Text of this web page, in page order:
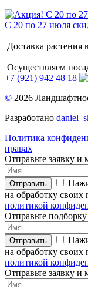
С 20 по 27 июля
Доставка растения
Осуществляем
+7 (921) 942 48 18
© 2026
Разработано
Политика
правах
Отправьте заявку и
Отправить
на обработку
политикой
Отправьте
Отправить
на обработку
политикой
Отправьте заявку и